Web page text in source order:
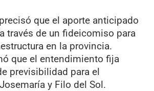
que el aporte anticipado
través de un fideicomiso para
en la provincia.
que el entendimiento fija
previsibilidad para el
y Filo del Sol.